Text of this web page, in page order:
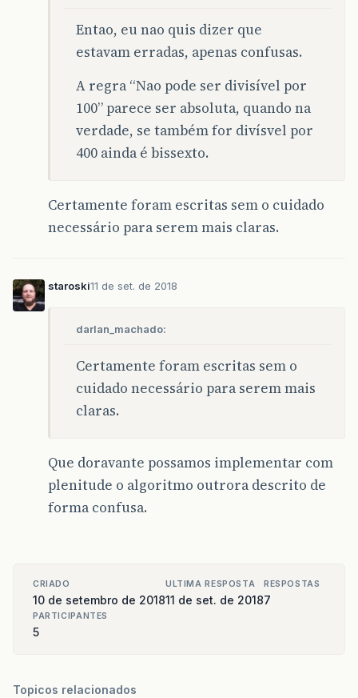
Entao, eu nao quis dizer que
estavam erradas, apenas confusas.
A regra “Nao pode ser divisível por
100” parece ser absoluta, quando na
verdade, se também for divísvel por
400 ainda é bissexto.
Certamente foram escritas sem o cuidado
necessário para serem mais claras.
staroski11 de set. de 2018
darlan_machado:
Certamente foram escritas sem o
cuidado necessário para serem mais
claras.
Que doravante possamos implementar com
plenitude o algoritmo outrora descrito de
forma confusa.
CRIADO
10 de setembro de 2018
ULTIMA RESPOSTA
11 de set. de 2018
RESPOSTAS
7
PARTICIPANTES
5
Topicos relacionados